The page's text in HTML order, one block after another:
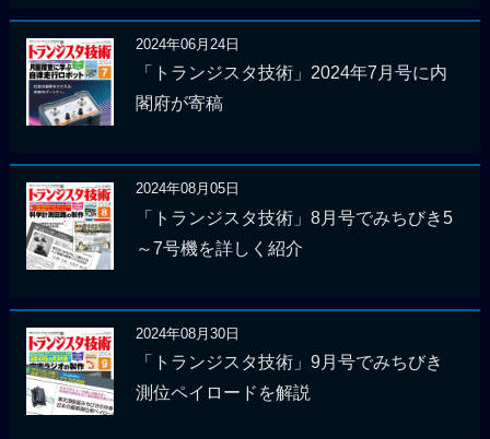
2024年06月24日
「トランジスタ技術」2024年7月号に内
閣府が寄稿
2024年08月05日
「トランジスタ技術」8月号でみちびき5
～7号機を詳しく紹介
2024年08月30日
「トランジスタ技術」9月号でみちびき
測位ペイロードを解説